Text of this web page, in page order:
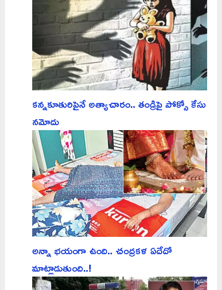
కన్నకూతురిపైనే అత్యాచారం.. తండ్రిపై పోక్సో కేసు
నమోదు
అన్నా భయంగా ఉంది.. చంద్రకళ ఏదేదో
మాట్లాడుతుంది..!